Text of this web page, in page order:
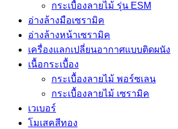
กระเบื้องลายไม้ รุ่น ESM
อ่างล้างมือเซรามิค
อ่างล้างหน้าเซรามิค
เครื่องแลกเปลี่ยนอากาศแบบติดผนัง
เนื้อกระเบื้อง
กระเบื้องลายไม้ พอร์ซเลน
กระเบื้องลายไม้ เซรามิค
เวเบอร์
โมเสคสีทอง